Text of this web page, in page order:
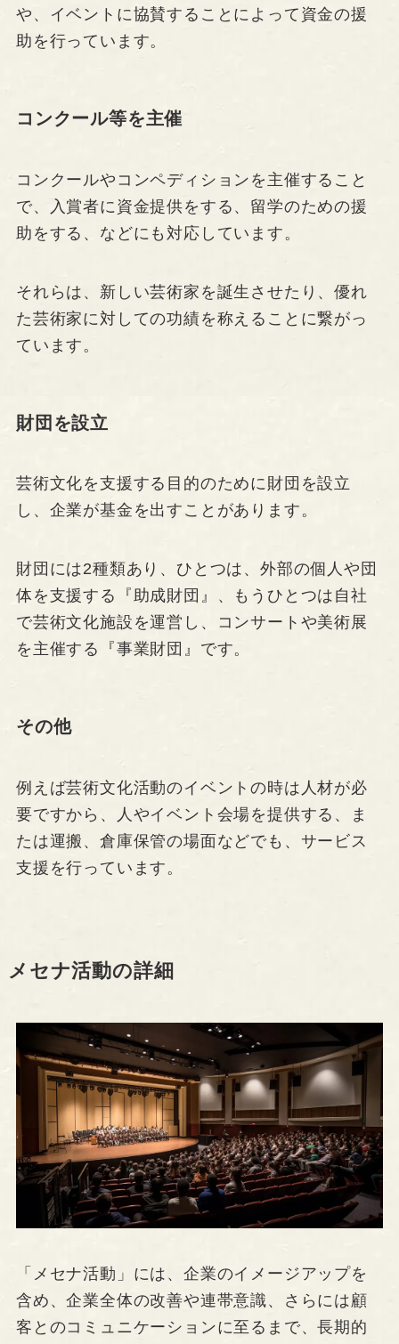
や、イベントに協賛することによって資金の援
助を行っています。
コンクール等を主催
コンクールやコンペディションを主催すること
で、入賞者に資金提供をする、留学のための援
助をする、などにも対応しています。
それらは、新しい芸術家を誕生させたり、優れ
た芸術家に対しての功績を称えることに繋がっ
ています。
財団を設立
芸術文化を支援する目的のために財団を設立
し、企業が基金を出すことがあります。
財団には2種類あり、ひとつは、外部の個人や団
体を支援する『助成財団』、もうひとつは自社
で芸術文化施設を運営し、コンサートや美術展
を主催する『事業財団』です。
その他
例えば芸術文化活動のイベントの時は人材が必
要ですから、人やイベント会場を提供する、ま
たは運搬、倉庫保管の場面などでも、サービス
支援を行っています。
メセナ活動の詳細
「メセナ活動」には、企業のイメージアップを
含め、企業全体の改善や連帯意識、さらには顧
客とのコミュニケーションに至るまで、長期的